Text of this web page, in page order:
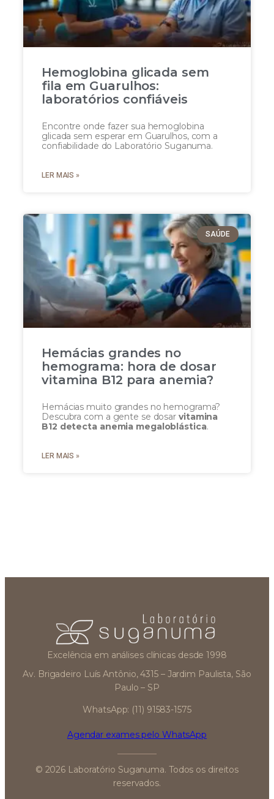
Hemoglobina glicada sem
fila em Guarulhos:
laboratórios confiáveis
Encontre onde fazer sua hemoglobina
glicada sem esperar em Guarulhos, com a
confiabilidade do Laboratório Suganuma.
LER MAIS »
SAÚDE
Hemácias grandes no
hemograma: hora de dosar
vitamina B12 para anemia?
Hemácias muito grandes no hemograma?
Descubra com a gente se dosar vitamina
B12 detecta anemia megaloblástica.
LER MAIS »
Excelência em análises clínicas desde 1998
Av. Brigadeiro Luís Antônio, 4315 – Jardim Paulista, São
Paulo – SP
WhatsApp: (11) 91583-1575
Agendar exames pelo WhatsApp
© 2026 Laboratório Suganuma. Todos os direitos
reservados.